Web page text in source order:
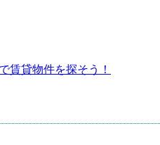
賃貸物件を探そう！